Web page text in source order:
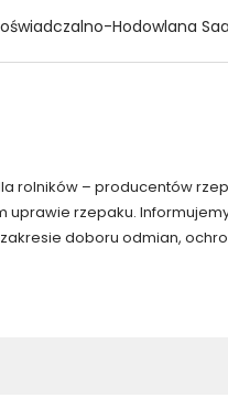
Hodowlana
rolników – producentów
uprawie rzepaku.
doboru odmian,